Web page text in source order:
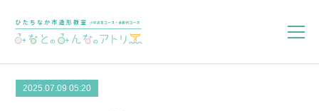
2025.07.09 05:20